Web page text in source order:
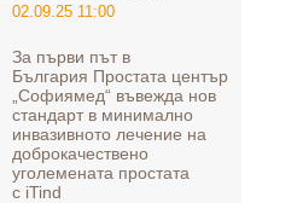
02.09.25 11:00
За първи път в
България Простата център
„Софиямед“ въвежда нов
стандарт в минимално
инвазивното лечение на
доброкачествено
уголемената простата
с iTind